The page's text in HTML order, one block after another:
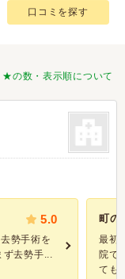
口コミを探す
★の数・表示順について
5.0
勢手術を
ず去勢手...
町の
最初
院で
ても